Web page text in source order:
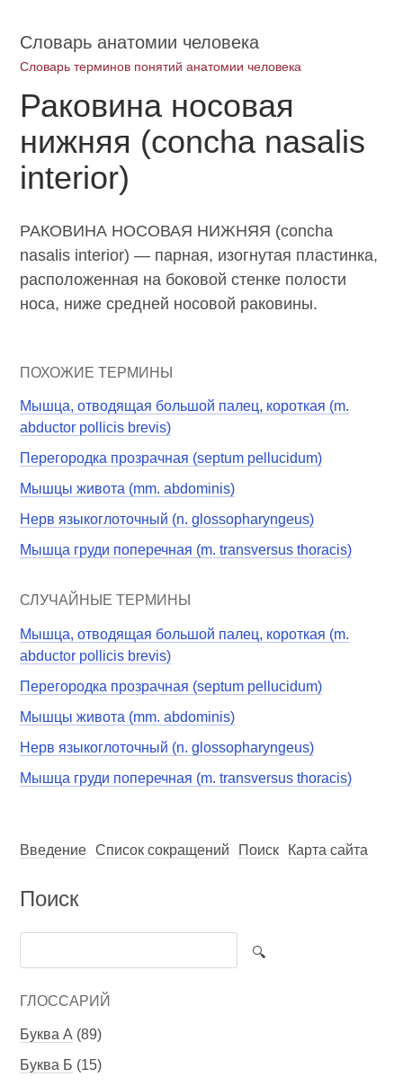
Словарь анатомии человека
Словарь терминов понятий анатомии человека
Раковина носовая
нижняя (concha nasalis
interior)
РАКОВИНА НОСОВАЯ НИЖНЯЯ (concha
nasalis interior) — парная, изогнутая пластинка,
расположенная на боковой стенке полости
носа, ниже средней носовой раковины.
ПОХОЖИЕ ТЕРМИНЫ
Мышца, отводящая большой палец, короткая (m.
abductor pollicis brevis)
Перегородка прозрачная (septum pellucidum)
Мышцы живота (mm. abdominis)
Нерв языкоглоточный (n. glossopharyngeus)
Мышца груди поперечная (m. transversus thoracis)
СЛУЧАЙНЫЕ ТЕРМИНЫ
Мышца, отводящая большой палец, короткая (m.
abductor pollicis brevis)
Перегородка прозрачная (septum pellucidum)
Мышцы живота (mm. abdominis)
Нерв языкоглоточный (n. glossopharyngeus)
Мышца груди поперечная (m. transversus thoracis)
Введение Список сокращений Поиск Карта сайта
Поиск
ГЛОССАРИЙ
Буква А (89)
Буква Б (15)